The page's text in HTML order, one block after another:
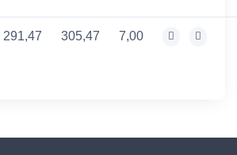
291,47 305,47 7,00